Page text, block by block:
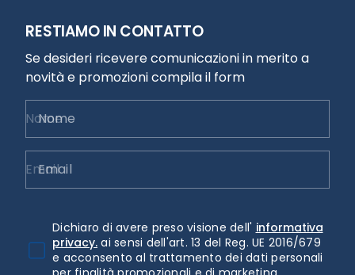
RESTIAMO IN CONTATTO
Se desideri ricevere comunicazioni in merito a
novità e promozioni compila il form
Nome
Email
Dichiaro di avere preso visione dell' informativa
privacy. ai sensi dell'art. 13 del Reg. UE 2016/679
e acconsento al trattamento dei dati personali